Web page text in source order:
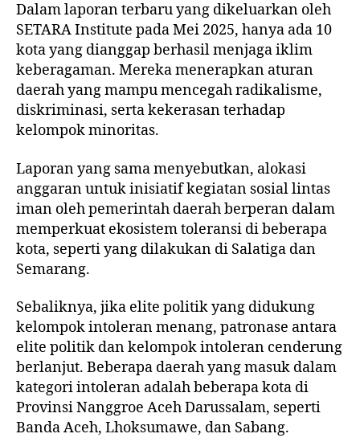
Dalam laporan terbaru yang dikeluarkan oleh
SETARA Institute pada Mei 2025, hanya ada 10
kota yang dianggap berhasil menjaga iklim
keberagaman. Mereka menerapkan aturan
daerah yang mampu mencegah radikalisme,
diskriminasi, serta kekerasan terhadap
kelompok minoritas.
Laporan yang sama menyebutkan, alokasi
anggaran untuk inisiatif kegiatan sosial lintas
iman oleh pemerintah daerah berperan dalam
memperkuat ekosistem toleransi di beberapa
kota, seperti yang dilakukan di Salatiga dan
Semarang.
Sebaliknya, jika elite politik yang didukung
kelompok intoleran menang, patronase antara
elite politik dan kelompok intoleran cenderung
berlanjut. Beberapa daerah yang masuk dalam
kategori intoleran adalah beberapa kota di
Provinsi Nanggroe Aceh Darussalam, seperti
Banda Aceh, Lhoksumawe, dan Sabang.